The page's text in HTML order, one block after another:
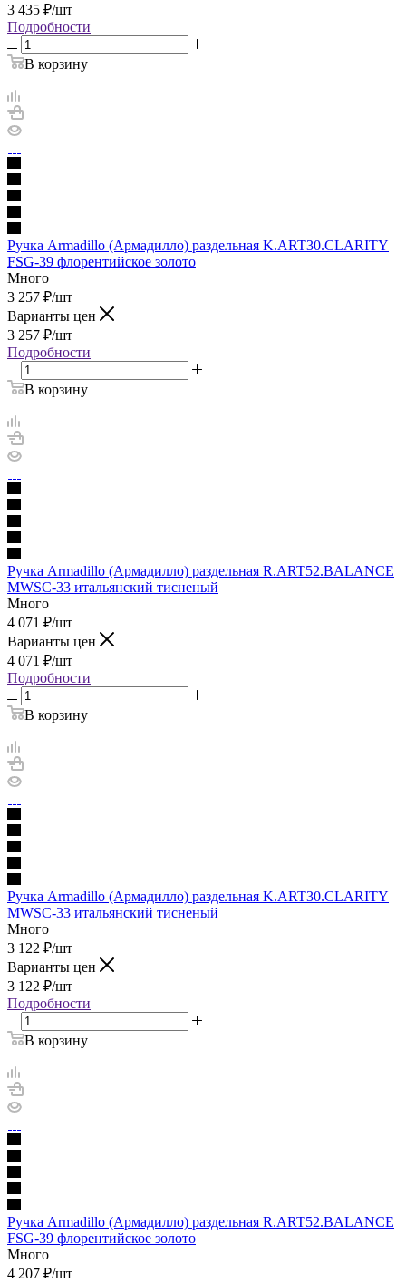
3 435 ₽/шт
Подробности
В корзину
Ручка Armadillo (Армадилло) раздельная K.ART30.CLARITY
FSG-39 флорентийское золото
Много
3 257 ₽/шт
Варианты цен
3 257 ₽/шт
Подробности
В корзину
Ручка Armadillo (Армадилло) раздельная R.ART52.BALANCE
MWSC-33 итальянский тисненый
Много
4 071 ₽/шт
Варианты цен
4 071 ₽/шт
Подробности
В корзину
Ручка Armadillo (Армадилло) раздельная K.ART30.CLARITY
MWSC-33 итальянский тисненый
Много
3 122 ₽/шт
Варианты цен
3 122 ₽/шт
Подробности
В корзину
Ручка Armadillo (Армадилло) раздельная R.ART52.BALANCE
FSG-39 флорентийское золото
Много
4 207 ₽/шт